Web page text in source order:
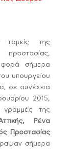
τομείς της
σήμερα
υπουργείου
σε συνέχεια
2015,
γραμμές της
Ρένα
Προστασίας
σήμερα